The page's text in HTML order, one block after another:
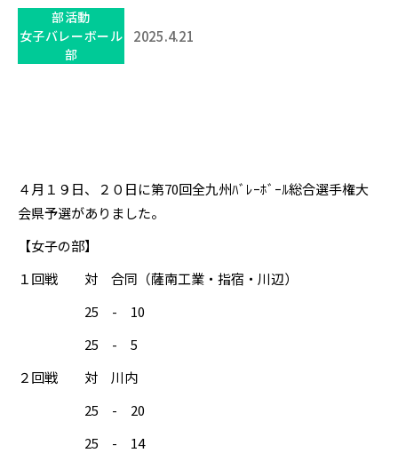
校
部活動
女子バレーボール
部
2025.4.21
４月１９日、２０日に第70回全九州ﾊﾞﾚｰﾎﾞｰﾙ総合選手権大
会県予選がありました。
【女子の部】
１回戦 対 合同（薩南工業・指宿・川辺）
25 - 10
25 - 5
２回戦 対 川内
25 - 20
25 - 14